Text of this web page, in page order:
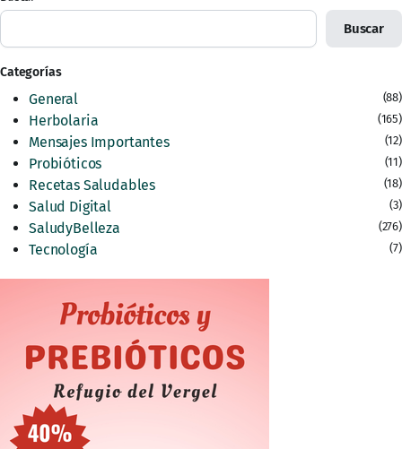
Buscar
Categorías
General (88)
Herbolaria (165)
Mensajes Importantes (12)
Probióticos (11)
Recetas Saludables (18)
Salud Digital (3)
SaludyBelleza (276)
Tecnología (7)